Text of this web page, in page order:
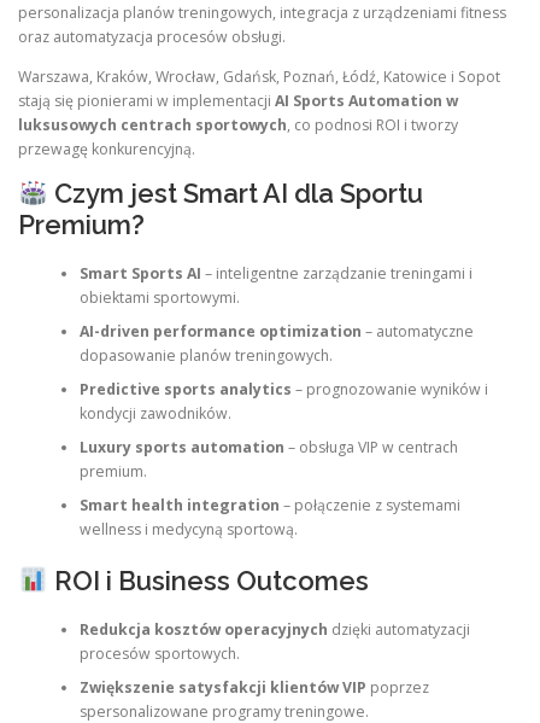
personalizacja planów treningowych, integracja z urządzeniami fitness
oraz automatyzacja procesów obsługi.
Warszawa, Kraków, Wrocław, Gdańsk, Poznań, Łódź, Katowice i Sopot
stają się pionierami w implementacji AI Sports Automation w
luksusowych centrach sportowych, co podnosi ROI i tworzy
przewagę konkurencyjną.
Czym jest Smart AI dla Sportu
Premium?
Smart Sports AI – inteligentne zarządzanie treningami i
obiektami sportowymi.
AI-driven performance optimization – automatyczne
dopasowanie planów treningowych.
Predictive sports analytics – prognozowanie wyników i
kondycji zawodników.
Luxury sports automation – obsługa VIP w centrach
premium.
Smart health integration – połączenie z systemami
wellness i medycyną sportową.
ROI i Business Outcomes
Redukcja kosztów operacyjnych dzięki automatyzacji
procesów sportowych.
Zwiększenie satysfakcji klientów VIP poprzez
spersonalizowane programy treningowe.